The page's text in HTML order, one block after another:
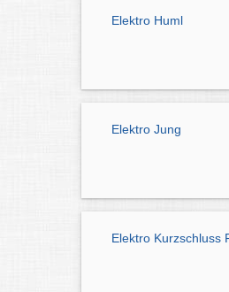
Elektro Huml
Elektro Jung
Elektro Kurzschluss